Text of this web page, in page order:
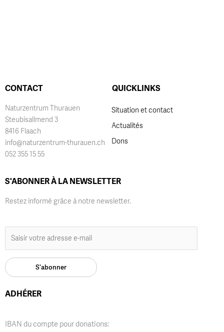
CONTACT
Naturzentrum Thurauen
Steubisallmend 3
8416 Flaach
info@naturzentrum-thurauen.ch
052 355 15 55
QUICKLINKS
Situation et contact
Actualités
Dons
S'ABONNER À LA NEWSLETTER
Restez informé grâce à notre newsletter.
ADHÉRER
IBAN du compte pour donations: